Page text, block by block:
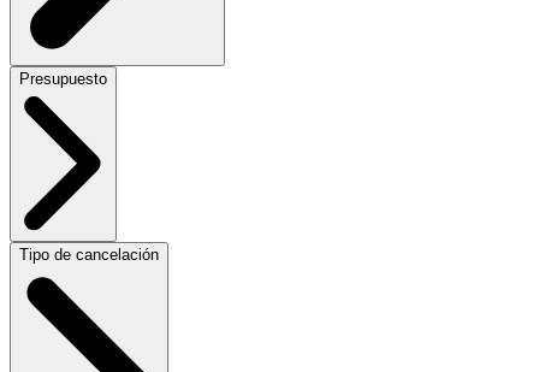
Presupuesto
Tipo de cancelación